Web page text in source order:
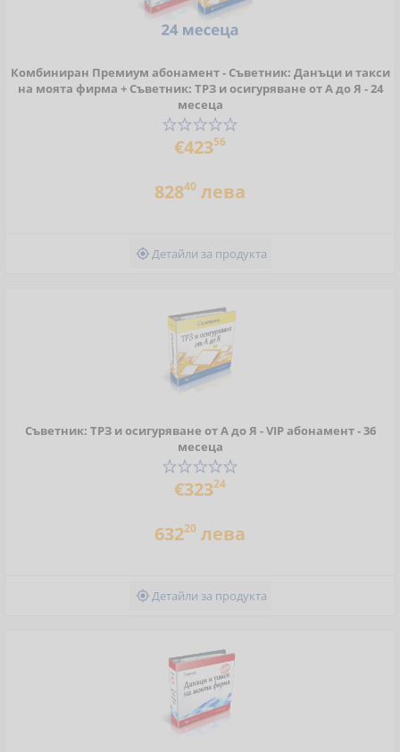
Комбиниран Премиум абонамент - Съветник: Данъци и такси
на моята фирма + Съветник: ТРЗ и осигуряване от А до Я - 24
месеца
€42356
82840 лева
Детайли за продукта
Съветник: ТРЗ и осигуряване от А до Я - VIP абонамент - 36
месеца
€32324
63220 лева
Детайли за продукта